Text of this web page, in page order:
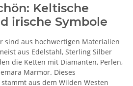
Keltische
irische Symbole
sind aus hochwertigen Materialien
aus Edelstahl, Sterling Silber
die Ketten mit Diamanten, Perlen,
Marmor. Dieses
aus dem Wilden Westen